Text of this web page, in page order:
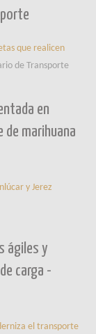
que realicen
de Transporte
en
de marihuana
y Jerez
ágiles y
carga -
el transporte